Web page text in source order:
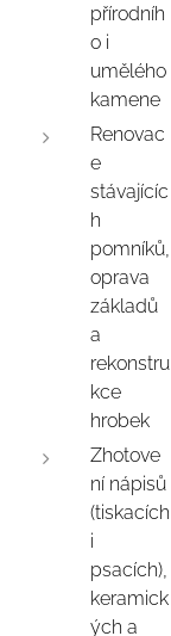
přírodníh
o i
umělého
kamene
Renovac
e
stávajícíc
h
pomníků,
oprava
základů
a
rekonstru
kce
hrobek
Zhotove
ní nápisů
(tiskacích
i
psacích),
keramick
ých a